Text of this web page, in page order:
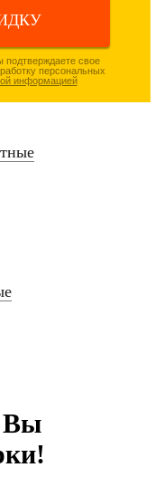
подтверждаете свое
персональных
информацией
Вы